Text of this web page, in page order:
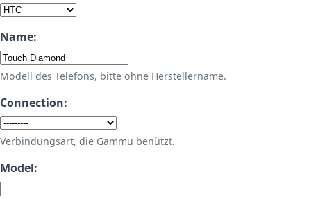
Name:
Modell des Telefons, bitte ohne Herstellername.
Connection:
Verbindungsart, die Gammu benützt.
Model: